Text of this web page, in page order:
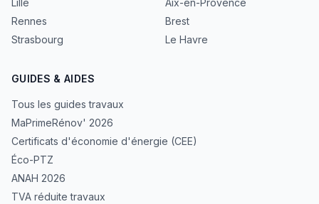
Lille
Rennes
Strasbourg
Aix-en-Provence
Brest
Le Havre
GUIDES & AIDES
Tous les guides travaux
MaPrimeRénov' 2026
Certificats d'économie d'énergie (CEE)
Éco-PTZ
ANAH 2026
TVA réduite travaux